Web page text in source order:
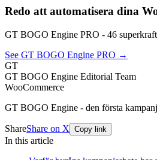
Redo att automatisera dina
GT BOGO Engine PRO - 46
See GT BOGO Engine PRO →
GT
GT BOGO Engine Editorial Team
WooCommerce
GT BOGO Engine - den första
ShareShare on X Copy link
In this article